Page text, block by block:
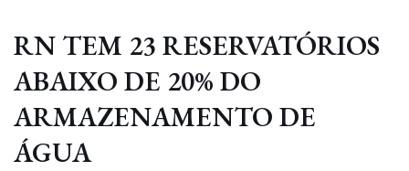
RN TEM 23 RESERVATÓRIOS
ABAIXO DE 20% DO
ARMAZENAMENTO DE
ÁGUA